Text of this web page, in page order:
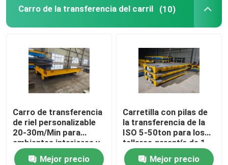
Carro de la transferencia del carril (10)
Carro de transferencia
de riel personalizable
20-30m/Min para
ambientes interiores y
exteriores
Mejor precio
Carretilla con pilas de
la transferencia de la
ISO 5-50ton para los
talleres garantía de 1
año
Mejor precio